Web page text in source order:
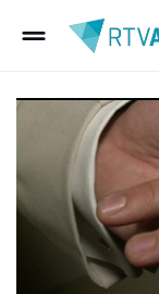
drag_handle